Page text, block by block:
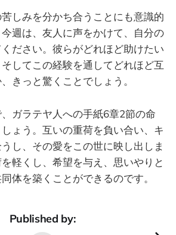
しみを分かち合うことにも意識的
週は、友人に声をかけて、自分の
ださい。彼らがどれほど助けたい
してこの経験を通してどれほど互
きっと驚くことでしょう。
ガラテヤ人への手紙6章2節の命
ょう。互いの重荷を負い合い、キ
し、その愛をこの世に映し出しま
軽くし、希望を与え、思いやりと
体を築くことができるのです。
Published by: